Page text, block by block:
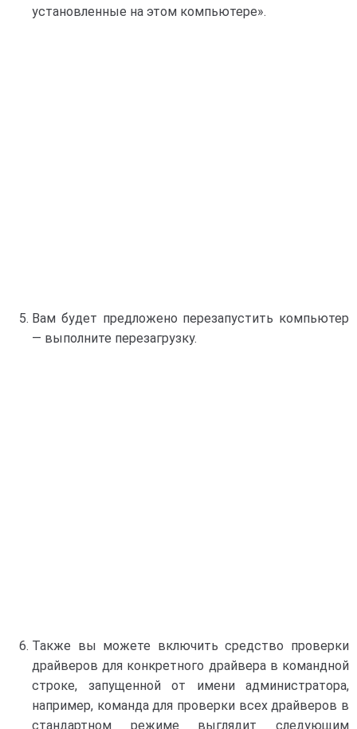
установленные на этом компьютере».
Вам будет предложено перезапустить компьютер
— выполните перезагрузку.
Также вы можете включить средство проверки
драйверов для конкретного драйвера в командной
строке, запущенной от имени администратора,
например, команда для проверки всех драйверов в
стандартном режиме выглядит следующим